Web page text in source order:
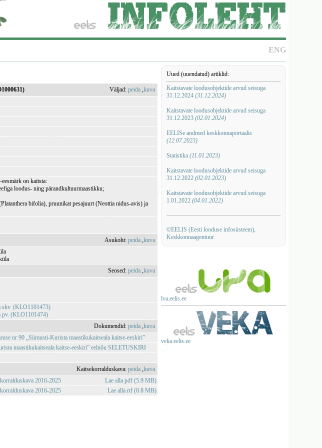
ENG
Uued (uuendatud) artiklid:
Kaitstavate loodusobjektide arvud seisuga
31.12.2024 (31.12.2024)
Kaitstavate loodusobjektide arvud seisuga
31.12.2023 (02.01.2024)
EELISe andmed keskkonnaportaalis
(12.07.2023)
Statistika (11.01.2023)
Kaitstavate loodusobjektide arvud seisuga
31.12.2022 (02.01.2023)
Kaitstavate loodusobjektide arvud seisuga
1.01.2022 (04.01.2022)
©EELIS (Eesti looduse infosüsteem),
Keskkonnaagentuur
lva.eelis.ee
veka.eelis.ee
Väljad:peida ,kuva
on kaitsta:
loodus- ning pärandkultuurmaastikku;
bifolia), pruunikat pesajuurt (Neottia nidus-avis) ja
Asukoht:peida ,kuva
Seosed:peida ,kuva
(KLO1101473)
(KLO1101474)
Dokumendid:peida ,kuva
nr 90 „Siimusti-Kurista maastikukaitseala kaitse-eeskiri”
maastikukaitseala kaitse-eeskiri” eelnõu SELETUSKIRI
Kaitsekorralduskava:peida ,kuva
Lae alla pdf (5.9 MB)
2016-2025
Lae alla rtf (0.8 MB)
2016-2025